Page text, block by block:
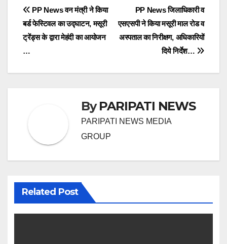
Post
navigation
PP News जिलाधिकारी व
एसएसपी ने किया मसूरी माल रोड व
अस्पताल का निरीक्षण, अधिकारियों
दिये निर्देश…
PP News वन मंत्री ने किया
बर्ड फेस्टिवल का उद्घाटन, मसूरी
ट्रेंड्स के द्वारा मेहंदी का आयोजन
…
ByPARIPATI NEWS
PARIPATI NEWS MEDIA
GROUP
Related Post